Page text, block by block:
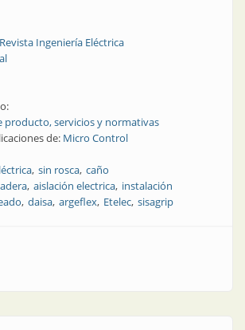
Revista Ingeniería Eléctrica
producto, servicios y normativas
de: Micro Control
sin rosca caño
aislación electrica instalación
daisa argeflex Etelec sisagrip
Todo lo necesario para hacer conexiones